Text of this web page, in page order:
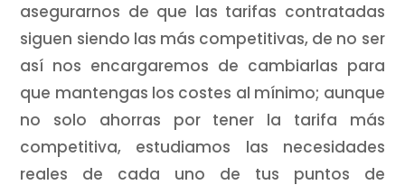
asegurarnos de que las tarifas contratadas
siguen siendo las más competitivas, de no ser
así nos encargaremos de cambiarlas para
que mantengas los costes al mínimo; aunque
no solo ahorras por tener la tarifa más
competitiva, estudiamos las necesidades
reales de cada uno de tus puntos de